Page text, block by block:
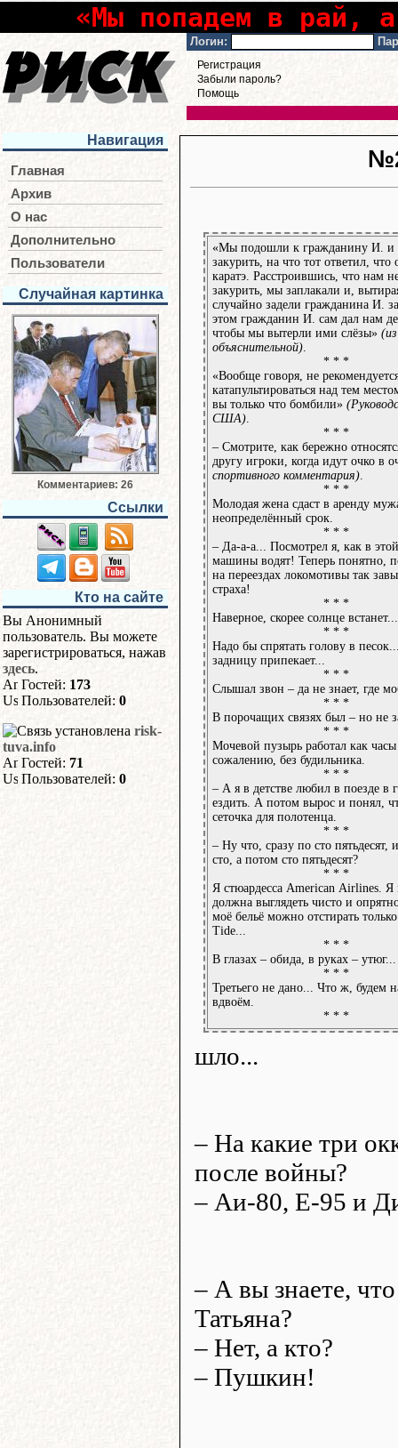
«Мы попадем в рай,
Логин:
Регистрация
Забыли пароль?
Помощь
Навигация
Главная
Архив
О нас
Дополнительно
Пользователи
Случайная картинка
Комментариев: 26
Ссылки
Кто на сайте
Вы Анонимный
пользователь. Вы можете
зарегистрироваться, нажав
здесь.
Гостей: 173
Пользователей: 0
risk-
tuva.info
Гостей: 71
Пользователей: 0
«Мы подошли к гражданину И. и
закурить, на что тот ответил, что
каратэ. Расстроившись, что нам
закурить, мы заплакали и,
случайно задели гражданина И.
этом гражданин И. сам дал нам
чтобы мы вытерли ими слёзы» (из
объяснительной)
* * *
«Вообще говоря, не
катапультироваться над тем
вы только что бомбили»
США)
* * *
– Смотрите, как бережно
другу игроки, когда идут очко в
спортивного комментария)
* * *
Молодая жена сдаст в аренду
неопределённый срок.
* * *
– Да-а-а... Посмотрел я, как в
машины водят! Теперь понятно,
на переездах локомотивы так
страха!
* * *
Наверное, скорее солнце встанет...
* * *
Надо бы спрятать голову в
задницу припекает...
* * *
Слышал звон – да не знает, где
* * *
В порочащих связях был – но не
* * *
Мочевой пузырь работал как
сожалению, без будильника.
* * *
– А я в детстве любил в поезде в
ездить. А потом вырос и понял,
сеточка для полотенца.
* * *
– Ну что, сразу по сто пятьдесят,
сто, а потом сто пятьдесят?
* * *
Я стюардесса Аmеriсаn Аirlinеs. Я
должна выглядеть чисто и
моё бельё можно отстирать
Тidе...
* * *
В глазах – обида, в руках – утюг...
* * *
Третьего не дано... Что ж, будем
вдвоём.
* * *
шло...
– На какие три
после войны?
– Аи-80, Е-95 и
– А вы знаете,
Татьяна?
– Нет, а кто?
– Пушкин!